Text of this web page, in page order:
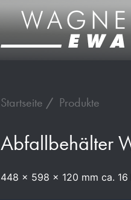
Startseite Produkte
Abfallbehälter
448 x 598 x 120 mm ca. 16